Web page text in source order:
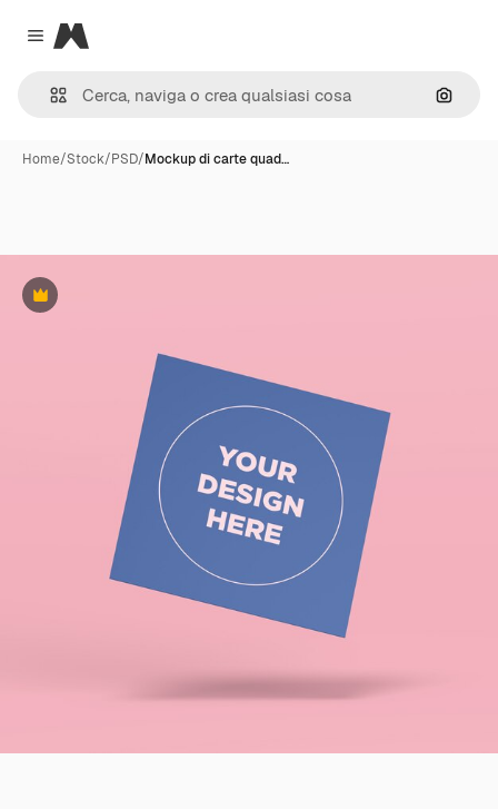
Close menu
Magnific
Cerca
Home/Stock/PSD/Mockup di carte quad…
Premium